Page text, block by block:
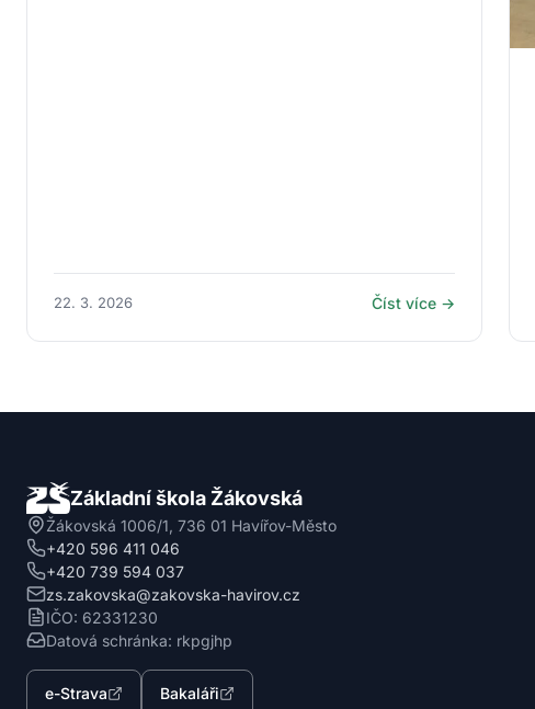
22. 3. 2026 Číst více →
Základní škola Žákovská
Žákovská 1006/1, 736 01 Havířov-Město
+420 596 411 046
+420 739 594 037
zs.zakovska@zakovska-havirov.cz
IČO: 62331230
Datová schránka: rkpgjhp
e-Strava Bakaláři